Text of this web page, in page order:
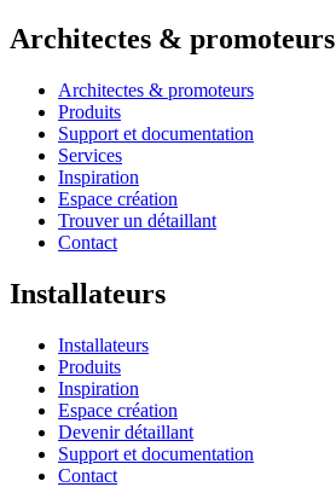
Architectes & promoteurs
Architectes & promoteurs
Produits
Support et documentation
Services
Inspiration
Espace création
Trouver un détaillant
Contact
Installateurs
Installateurs
Produits
Inspiration
Espace création
Devenir détaillant
Support et documentation
Contact